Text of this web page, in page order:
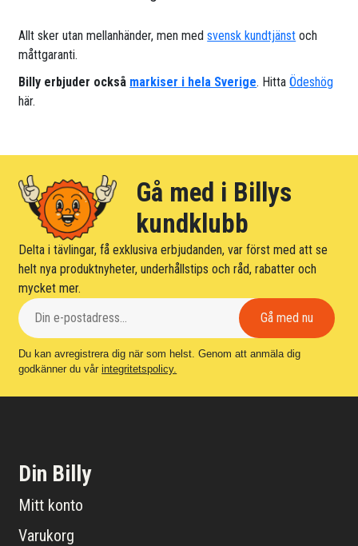
Allt sker utan mellanhänder, men medsvensk kundtjänst och
måttgaranti.
Billy erbjuder också markiser i hela Sverige. HittaÖdeshög
här.
Gå med i Billys
kundklubb
Delta i tävlingar, få exklusiva erbjudanden, var först med att se
helt nya produktnyheter, underhållstips och råd, rabatter och
mycket mer.
Du kan avregistrera dig när som helst. Genom att anmäla dig
godkänner du vårintegritetspolicy.
Din Billy
Mitt konto
Varukorg